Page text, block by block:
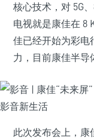
核心技术，对 5G
电视就是康佳在 8
佳已经开始为彩电
力，目前康佳半导
此次发布会上，康